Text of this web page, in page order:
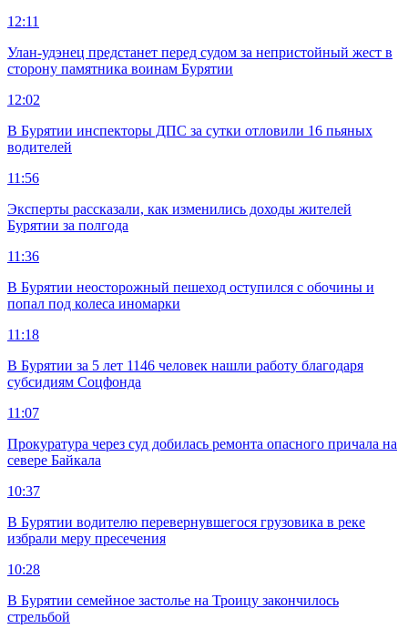
12:11
Улан-удэнец предстанет перед судом за непристойный жест в
сторону памятника воинам Бурятии
12:02
В Бурятии инспекторы ДПС за сутки отловили 16 пьяных
водителей
11:56
Эксперты рассказали, как изменились доходы жителей
Бурятии за полгода
11:36
В Бурятии неосторожный пешеход оступился с обочины и
попал под колеса иномарки
11:18
В Бурятии за 5 лет 1146 человек нашли работу благодаря
субсидиям Соцфонда
11:07
Прокуратура через суд добилась ремонта опасного причала на
севере Байкала
10:37
В Бурятии водителю перевернувшегося грузовика в реке
избрали меру пресечения
10:28
В Бурятии семейное застолье на Троицу закончилось
стрельбой